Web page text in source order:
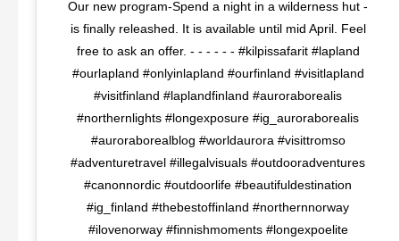
Our new program-Spend a night in a wilderness hut -
is finally releashed. It is available until mid April. Feel
free to ask an offer. - - - - - - #kilpissafarit #lapland
#ourlapland #onlyinlapland #ourfinland #visitlapland
#visitfinland #laplandfinland #auroraborealis
#northernlights #longexposure #ig_auroraborealis
#auroraborealblog #worldaurora #visittromso
#adventuretravel #illegalvisuals #outdooradventures
#canonnordic #outdoorlife #beautifuldestination
#ig_finland #thebestoffinland #northernnorway
#ilovenorway #finnishmoments #longexpoelite